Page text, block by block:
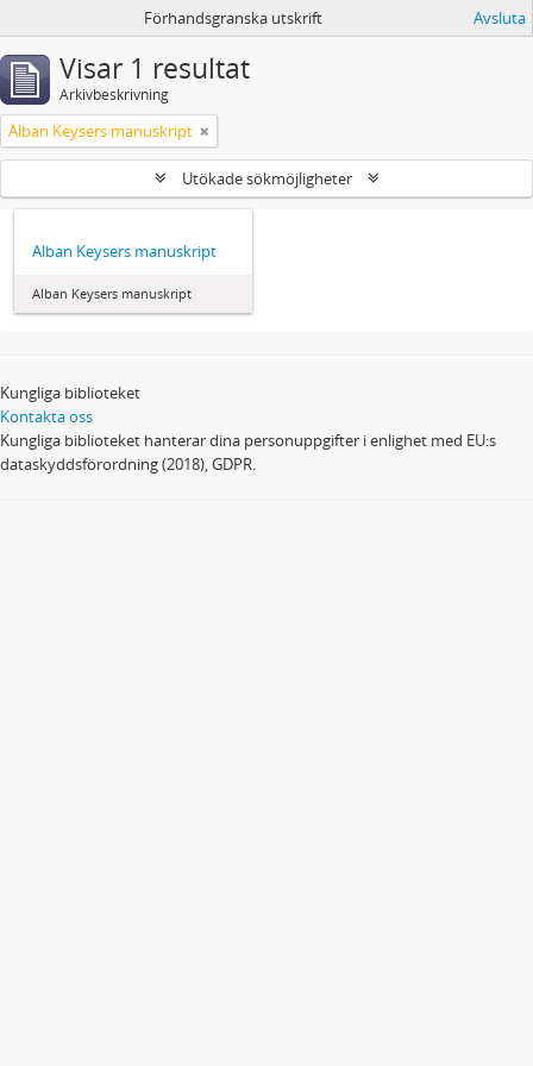
Förhandsgranska utskrift Avsluta
Visar 1 resultat
Arkivbeskrivning
Alban Keysers manuskript
Utökade sökmöjligheter
Alban Keysers manuskript
Alban Keysers manuskript
Kungliga biblioteket
Kontakta oss
Kungliga biblioteket hanterar dina personuppgifter i enlighet med EU:s
dataskyddsförordning (2018), GDPR.